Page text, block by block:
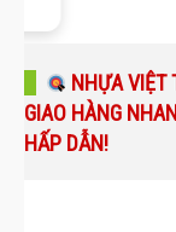
NHỰA VIỆT
GIAO HÀNG
HẤP DẪN!